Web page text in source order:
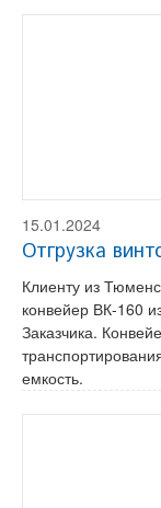
15.01.2024
Отгрузка
Клиенту из
конвейер ВК-160
Заказчика.
емкость.